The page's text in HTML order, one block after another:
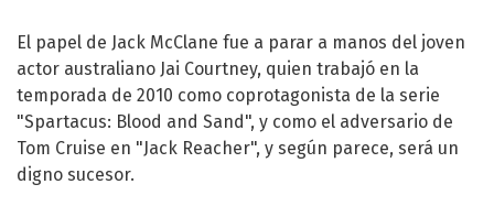
El papel de Jack McClane fue a parar a manos del joven
actor australiano Jai Courtney, quien trabajó en la
temporada de 2010 como coprotagonista de la serie
"Spartacus: Blood and Sand", y como el adversario de
Tom Cruise en "Jack Reacher", y según parece, será un
digno sucesor.